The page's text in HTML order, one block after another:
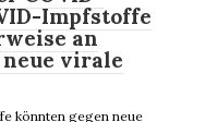
Impfstoffe
an
virale
könnten gegen neue